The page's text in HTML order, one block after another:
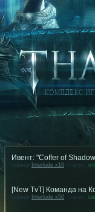
Ивент: "Coffer of
сервер Interlude x10, статус:
[New TvT] Команда на
сервер Interlude x50, статус: